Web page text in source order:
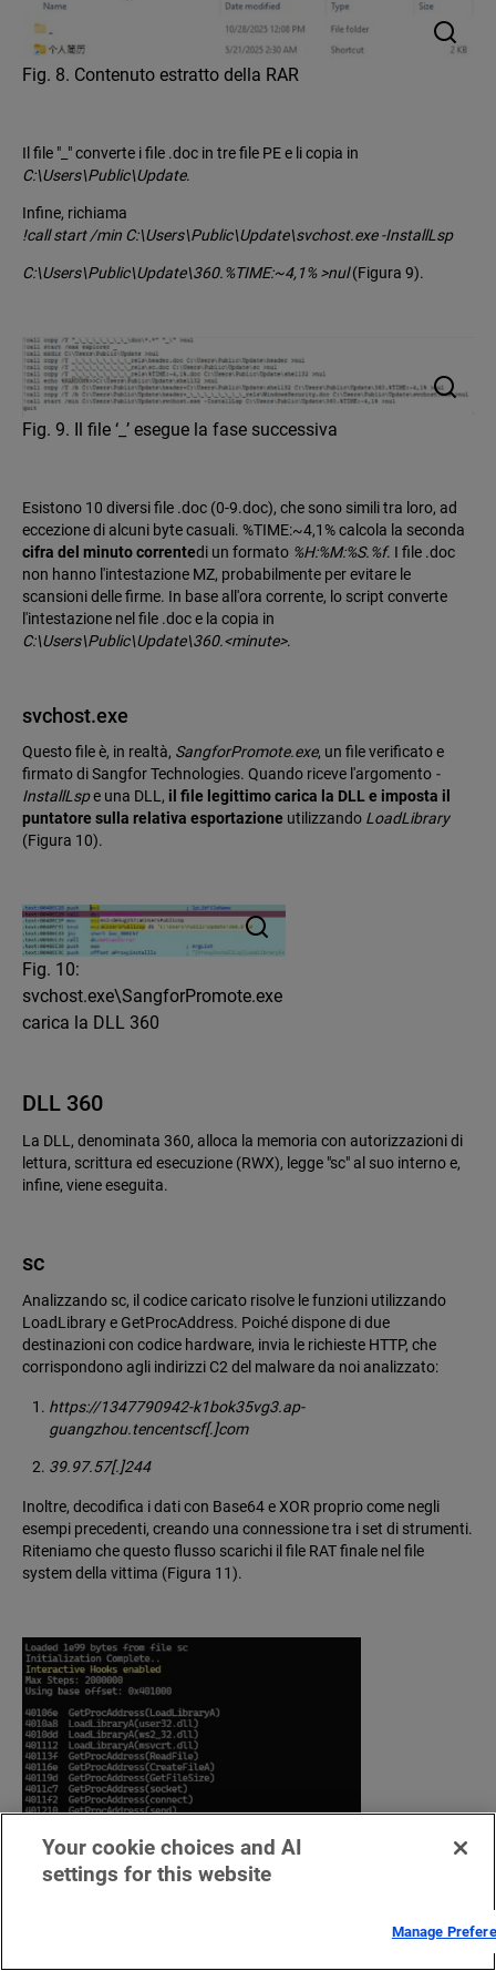
Fig. 8. Contenuto estratto della RAR
Il file "_" converte i file .doc in tre file PE e li copia in
C:\Users\Public\Update.
Infine, richiama
!call start /min C:\Users\Public\Update\svchost.exe -InstallLsp
C:\Users\Public\Update\360.%TIME:~4,1% >nul(Figura 9).
Fig. 9. Il file ‘_’ esegue la fase successiva
Esistono 10 diversi file .doc (0-9.doc), che sono simili tra loro, ad
eccezione di alcuni byte casuali. %TIME:~4,1% calcola la seconda
cifra del minuto correntedi un formato %H:%M:%S.%f. I file .doc
non hanno l'intestazione MZ, probabilmente per evitare le
scansioni delle firme. In base all'ora corrente, lo script converte
l'intestazione nel file .doc e la copia in
C:\Users\Public\Update\360.<minute>.
svchost.exe
Questo file è, in realtà, SangforPromote.exe, un file verificato e
firmato di Sangfor Technologies. Quando riceve l'argomento -
InstallLspe una DLL, il file legittimo carica la DLL e imposta il
puntatore sulla relativa esportazione utilizzando LoadLibrary
(Figura 10).
Fig. 10:
svchost.exe\SangforPromote.exe
carica la DLL 360
DLL 360
La DLL, denominata 360, alloca la memoria con autorizzazioni di
lettura, scrittura ed esecuzione (RWX), legge "sc" al suo interno e,
infine, viene eseguita.
sc
Analizzando sc, il codice caricato risolve le funzioni utilizzando
LoadLibrary e GetProcAddress. Poiché dispone di due
destinazioni con codice hardware, invia le richieste HTTP, che
corrispondono agli indirizzi C2 del malware da noi analizzato:
https://1347790942-k1bok35vg3.ap-
guangzhou.tencentscf[.]com
39.97.57[.]244
Inoltre, decodifica i dati con Base64 e XOR proprio come negli
esempi precedenti, creando una connessione tra i set di strumenti.
Riteniamo che questo flusso scarichi il file RAT finale nel file
system della vittima (Figura 11).
Your cookie choices and AI
settings for this website
Manage